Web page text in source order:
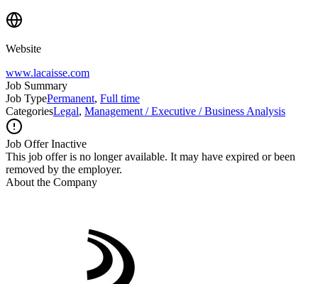
Website
www.lacaisse.com
Job Summary
Job TypePermanent, Full time
CategoriesLegal, Management / Executive / Business Analysis
Job Offer Inactive
This job offer is no longer available. It may have expired or been
removed by the employer.
About the Company